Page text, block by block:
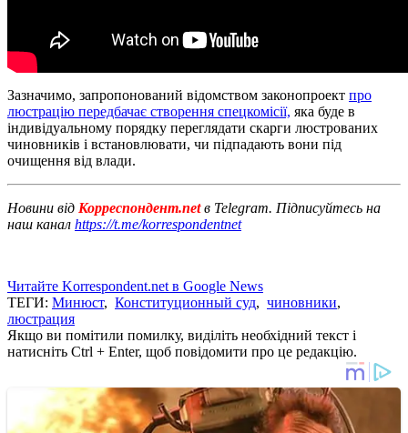
Зазначимо, запропонований відомством законопроект про
люстрацію передбачає створення спецкомісії, яка буде в
індивідуальному порядку переглядати скарги люстрованих
чиновників і встановлювати, чи підпадають вони під
очищення від влади.
Новини від Корреспондент.netв Telegram. Підписуйтесь на
наш канал https://t.me/korrespondentnet
Читайте Korrespondent.net в Google News
ТЕГИ: Минюст, Конституционный суд, чиновники,
люстрация
Якщо ви помітили помилку, виділіть необхідний текст і
натисніть Ctrl + Enter, щоб повідомити про це редакцію.